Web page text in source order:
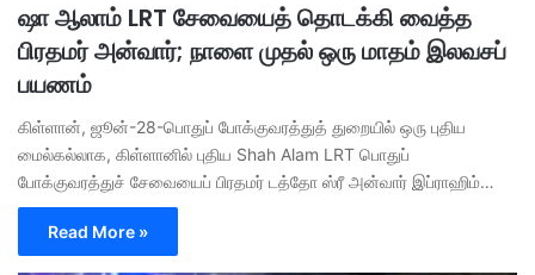
ஷா ஆலாம் LRT சேவையைத் தொடக்கி வைத்த
பிரதமர் அன்வார்; நாளை முதல் ஒரு மாதம் இலவசப்
பயணம்
கிள்ளான், ஜூன்-28-பொதுப் போக்குவரத்துத் துறையில் ஒரு புதிய
மைல்கல்லாக, கிள்ளானில் புதிய Shah Alam LRT பொதுப்
போக்குவரத்துச் சேவையைப் பிரதமர் டத்தோ ஸ்ரீ அன்வார் இப்ராஹிம்…
Read More »